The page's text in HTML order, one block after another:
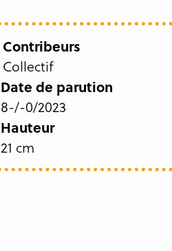
Contribeurs
Collectif
Date de parution
8-/-0/2023
Hauteur
21 cm